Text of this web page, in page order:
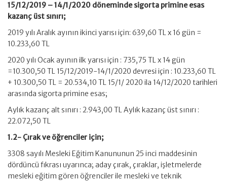
15/12/2019 – 14/1/2020 döneminde sigorta primine esas
kazanç üst sınırı;
2019 yılı Aralık ayının ikinci yarısı için: 639,60 TL x 16 gün =
10.233,60 TL
2020 yılı Ocak ayının ilk yarısı için : 735,75 TL x 14 gün
=10.300,50 TL 15/12/2019-14/1/2020 devresi için : 10.233,60 TL
+ 10.300,50 TL = 20.534,10 TL 15/1/ 2020 ila 14/12/2020 tarihleri
arasında sigorta primine esas;
Aylık kazanç alt sınırı : 2.943,00 TL Aylık kazanç üst sınırı :
22.072,50 TL
1.2- Çırak ve öğrenciler için;
3308 sayılı Mesleki Eğitim Kanununun 25 inci maddesinin
dördüncü fıkrası uyarınca; aday çırak, çıraklar, işletmelerde
mesleki eğitim gören öğrenciler ile mesleki ve teknik